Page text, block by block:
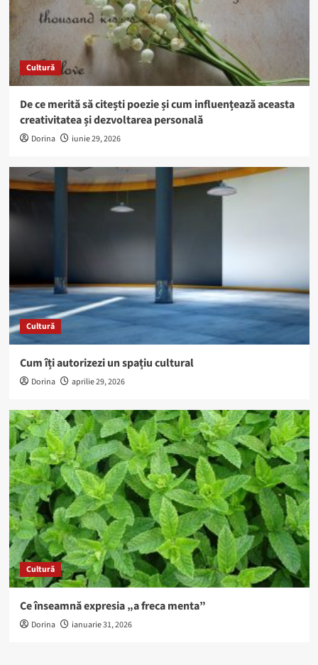
Cultură
De ce merită să citești poezie și cum influențează aceasta
creativitatea și dezvoltarea personală
Dorina iunie 29, 2026
Cultură
Cum îți autorizezi un spațiu cultural
Dorina aprilie 29, 2026
Cultură
Ce înseamnă expresia „a freca menta”
Dorina ianuarie 31, 2026